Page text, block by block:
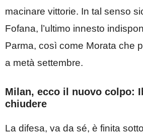
macinare vittorie. In tal senso
Fofana, l’ultimo innesto
Parma, così come Morata che
a metà settembre.
Milan, ecco il nuovo colpo:
chiudere
La difesa, va da sé, è finita